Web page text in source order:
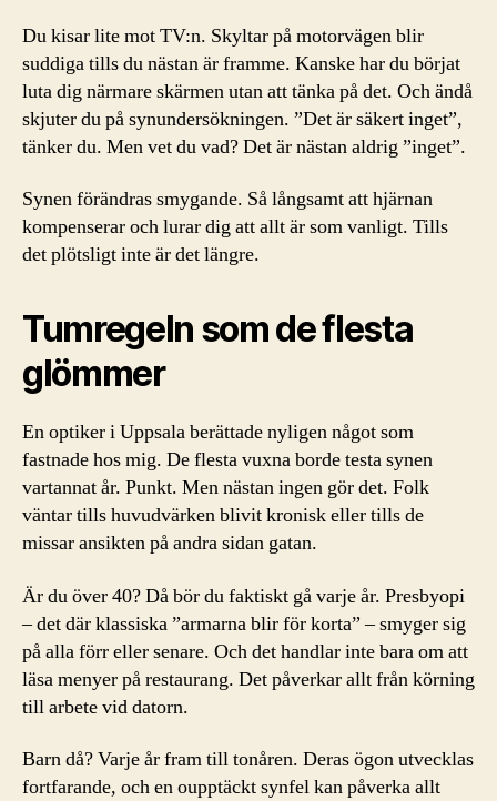
Du kisar lite mot TV:n. Skyltar på motorvägen blir
suddiga tills du nästan är framme. Kanske har du börjat
luta dig närmare skärmen utan att tänka på det. Och ändå
skjuter du på synundersökningen. ”Det är säkert inget”,
tänker du. Men vet du vad? Det är nästan aldrig ”inget”.
Synen förändras smygande. Så långsamt att hjärnan
kompenserar och lurar dig att allt är som vanligt. Tills
det plötsligt inte är det längre.
Tumregeln som de flesta
glömmer
En optiker i Uppsala berättade nyligen något som
fastnade hos mig. De flesta vuxna borde testa synen
vartannat år. Punkt. Men nästan ingen gör det. Folk
väntar tills huvudvärken blivit kronisk eller tills de
missar ansikten på andra sidan gatan.
Är du över 40? Då bör du faktiskt gå varje år. Presbyopi
– det där klassiska ”armarna blir för korta” – smyger sig
på alla förr eller senare. Och det handlar inte bara om att
läsa menyer på restaurang. Det påverkar allt från körning
till arbete vid datorn.
Barn då? Varje år fram till tonåren. Deras ögon utvecklas
fortfarande, och en oupptäckt synfel kan påverka allt